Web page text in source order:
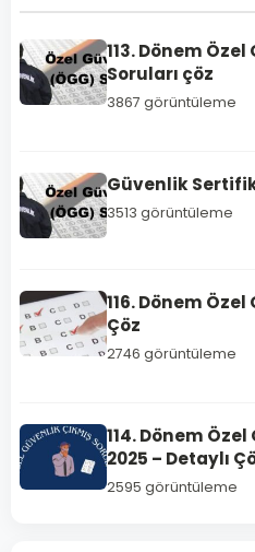
HABERLER
94.
Yenileme
Eğitim
Sınavı
ve
Sonuç
Tarihi
ÖGG
Yenileme
Eğitim
113. Dönem
Soruları çöz
3867 görüntüleme
Güvenlik
3513 görüntüleme
116. Dönem
Çöz
2746 görüntüleme
114. Dönem
2025 – Detaylı
2595 görüntüleme